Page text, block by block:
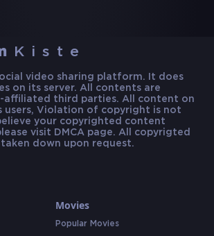
Kiste
video sharing platform. It does
on its server. All contents are
affiliated third parties. All content on
users, Violation of copyright is not
your copyrighted content
visit DMCA page. All copyrigted
down upon request.
Movies
Popular Movies